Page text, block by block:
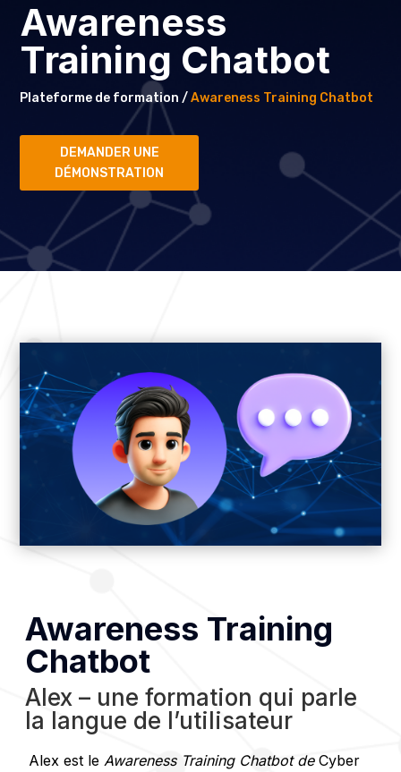
Awareness
Training Chatbot
Plateforme de formation /Awareness Training Chatbot
DEMANDER UNE
DÉMONSTRATION
Awareness Training
Chatbot
Alex – une formation qui parle
la langue de l’utilisateur
Alex est leAwareness Training Chatbot deCyber